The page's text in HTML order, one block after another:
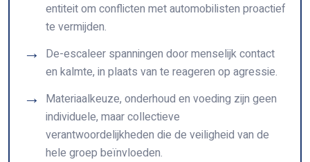
entiteit om conflicten met automobilisten proactief
te vermijden.
De-escaleer spanningen door menselijk contact
en kalmte, in plaats van te reageren op agressie.
Materiaalkeuze, onderhoud en voeding zijn geen
individuele, maar collectieve
verantwoordelijkheden die de veiligheid van de
hele groep beïnvloeden.